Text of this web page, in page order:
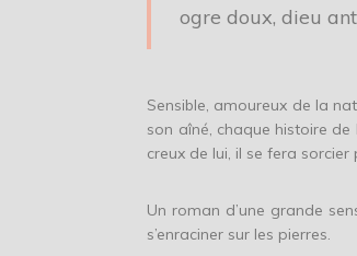
ogre doux, dieu
Sensible, amoureux de la
son aîné, chaque histoire
creux de lui, il se fera
Un roman d’une grande
s’enraciner sur les pierres.